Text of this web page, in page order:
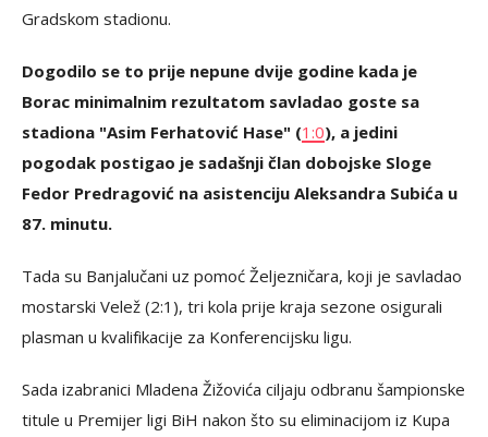
Gradskom stadionu.
Dogodilo se to prije nepune dvije godine kada je
Borac minimalnim rezultatom savladao goste sa
stadiona "Asim Ferhatović Hase" (1:0), a jedini
pogodak postigao je sadašnji član dobojske Sloge
Fedor Predragović na asistenciju Aleksandra Subića u
87. minutu.
Tada su Banjalučani uz pomoć Željezničara, koji je savladao
mostarski Velež (2:1), tri kola prije kraja sezone osigurali
plasman u kvalifikacije za Konferencijsku ligu.
Sada izabranici Mladena Žižovića ciljaju odbranu šampionske
titule u Premijer ligi BiH nakon što su eliminacijom iz Kupa